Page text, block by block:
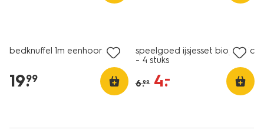
bedknuffel 1m eenhoorn
19.
99
speelgoed ijsjesset bioplastic
- 4 stuks
6.99 4.
–